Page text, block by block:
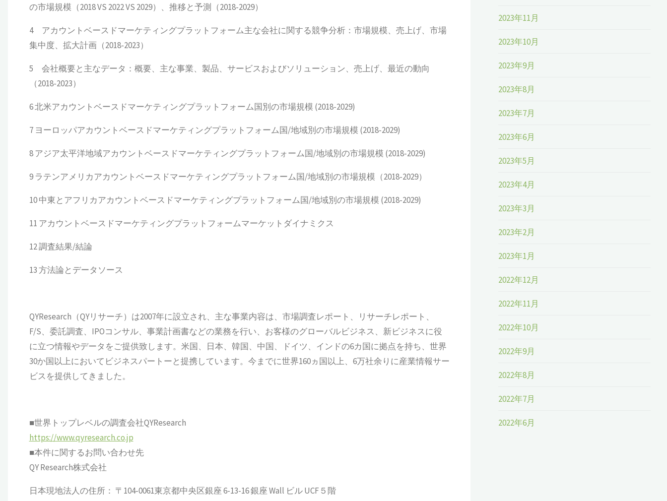
の市場規模（2018 VS 2022 VS 2029）、推移と予測（2018-2029）
4 アカウントベースドマーケティングプラットフォーム主な会社に関する競争分析：市場規模、売上げ、市場
集中度、拡大計画（2018-2023）
5 会社概要と主なデータ：概要、主な事業、製品、サービスおよびソリューション、売上げ、最近の動向
（2018-2023）
6 北米アカウントベースドマーケティングプラットフォーム国別の市場規模 (2018-2029)
7 ヨーロッパアカウントベースドマーケティングプラットフォーム国/地域別の市場規模 (2018-2029)
8 アジア太平洋地域アカウントベースドマーケティングプラットフォーム国/地域別の市場規模 (2018-2029)
9 ラテンアメリカアカウントベースドマーケティングプラットフォーム国/地域別の市場規模（2018-2029）
10 中東とアフリカアカウントベースドマーケティングプラットフォーム国/地域別の市場規模 (2018-2029)
11 アカウントベースドマーケティングプラットフォームマーケットダイナミクス
12 調査結果/結論
13 方法論とデータソース
QYResearch（QYリサーチ）は2007年に設立され、主な事業内容は、市場調査レポート、リサーチレポート、
F/S、委託調査、IPOコンサル、事業計画書などの業務を行い、お客様のグローバルビジネス、新ビジネスに役
に立つ情報やデータをご提供致します。米国、日本、韓国、中国、ドイツ、インドの6カ国に拠点を持ち、世界
30か国以上においてビジネスパートーと提携しています。今までに世界160ヵ国以上、6万社余りに産業情報サー
ビスを提供してきました。
■世界トップレベルの調査会社QYResearch
https://www.qyresearch.co.jp
■本件に関するお問い合わせ先
QY Research株式会社
日本現地法人の住所： 〒104-0061東京都中央区銀座 6-13-16 銀座 Wall ビル UCF５階
2023年11月
2023年10月
2023年9月
2023年8月
2023年7月
2023年6月
2023年5月
2023年4月
2023年3月
2023年2月
2023年1月
2022年12月
2022年11月
2022年10月
2022年9月
2022年8月
2022年7月
2022年6月